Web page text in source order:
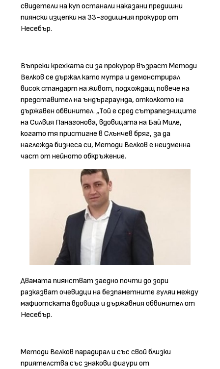
свидетели на куп останали наказани предишни
пиянски изцепки на 33-годишния прокурор от
Несебър.
Въпреки крехката си за прокурор възраст Методи
Велков се държал като мутра и демонстрирал
висок стандарт на живот, подхождащ повече на
представител на ъндърграунда, отколкото на
държавен обвинител. „Той е сред сътрапезниците
на Силвия Панагонова, вдовицата на Бай Миле,
когато тя пристигне в Слънчев бряг, за да
наглежда бизнеса си, Методи Велков е неизменна
част от нейното обкръжение.
Двамата пиянстват заедно почти до зори
разказват очевидци на безпаметните гуляи между
мафиотската вдовица и държавния обвинител от
Несебър.
Методи Велков парадирал и със свой близки
приятелства със знакови фигури от